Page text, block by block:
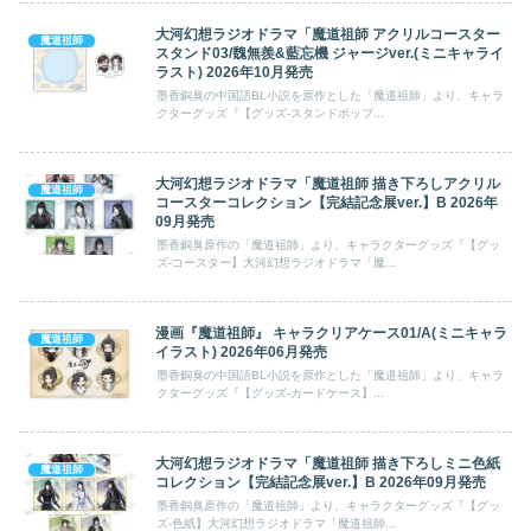
魔道祖師
大河幻想ラジオドラマ「魔道祖師 アクリルコースター
スタンド03/魏無羨&藍忘機 ジャージver.(ミニキャライ
ラスト) 2026年10月発売
墨香銅臭の中国語BL小説を原作とした「魔道祖師」より、キャラ
クターグッズ『【グッズ-スタンドポップ...
魔道祖師
大河幻想ラジオドラマ「魔道祖師 描き下ろしアクリル
コースターコレクション【完結記念展ver.】B 2026年
09月発売
墨香銅臭原作の「魔道祖師」より、キャラクターグッズ『【グッ
ズ-コースター】大河幻想ラジオドラマ「魔...
魔道祖師
漫画『魔道祖師』 キャラクリアケース01/A(ミニキャラ
イラスト) 2026年06月発売
墨香銅臭の中国語BL小説を原作とした「魔道祖師」より、キャラ
クターグッズ『【グッズ-カードケース】...
魔道祖師
大河幻想ラジオドラマ「魔道祖師 描き下ろしミニ色紙
コレクション【完結記念展ver.】B 2026年09月発売
墨香銅臭原作の「魔道祖師」より、キャラクターグッズ『【グッ
ズ-色紙】大河幻想ラジオドラマ「魔道祖師...